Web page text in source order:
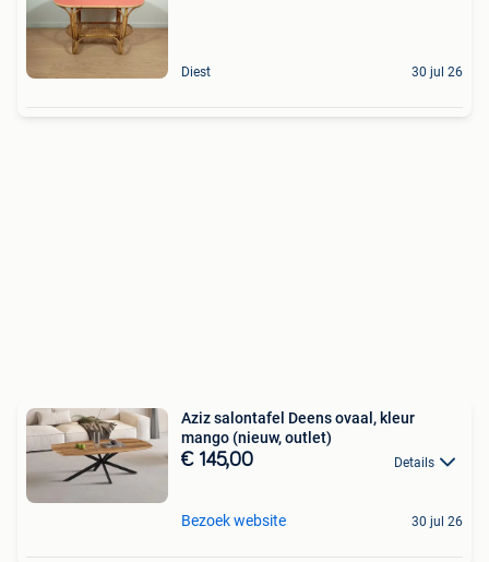
Diest 30 jul 26
Aziz salontafel Deens ovaal, kleur
mango (nieuw, outlet)
€ 145,00 Details
Bezoek website 30 jul 26